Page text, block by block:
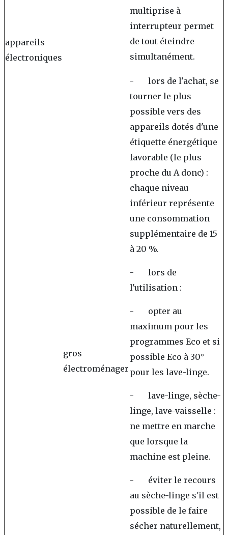
appareils
électroniques
multiprise à
interrupteur permet
de tout éteindre
simultanément.
gros
électroménager
- lors de l'achat, se
tourner le plus
possible vers des
appareils dotés d'une
étiquette énergétique
favorable (le plus
proche du A donc) :
chaque niveau
inférieur représente
une consommation
supplémentaire de 15
à 20 %.
- lors de
l'utilisation :
- opter au
maximum pour les
programmes Eco et si
possible Eco à 30°
pour les lave-linge.
- lave-linge, sèche-
linge, lave-vaisselle :
ne mettre en marche
que lorsque la
machine est pleine.
- éviter le recours
au sèche-linge s'il est
possible de le faire
sécher naturellement,